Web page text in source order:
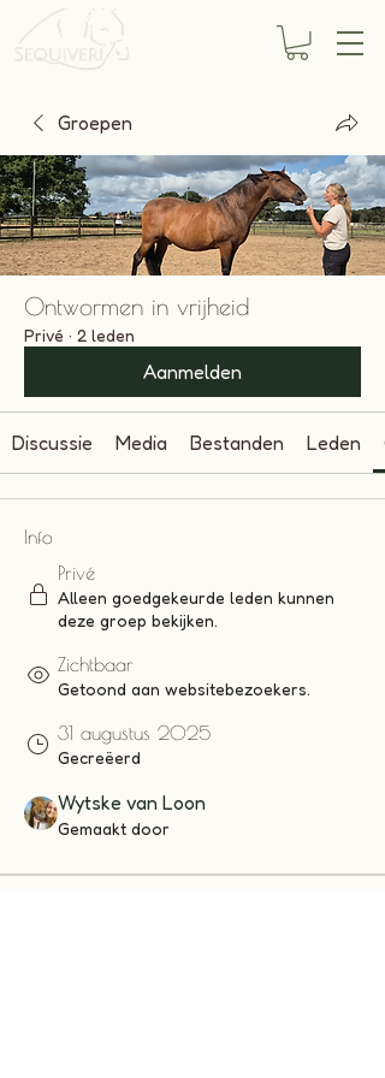
Groepen
Ontwormen in vrijheid
Privé · 2 leden
Aanmelden
Discussie Media Bestanden Leden
Info
Privé
Alleen goedgekeurde leden kunnen
deze groep bekijken.
Zichtbaar
Getoond aan websitebezoekers.
31 augustus 2025
Gecreëerd
Wytske van Loon
Gemaakt door